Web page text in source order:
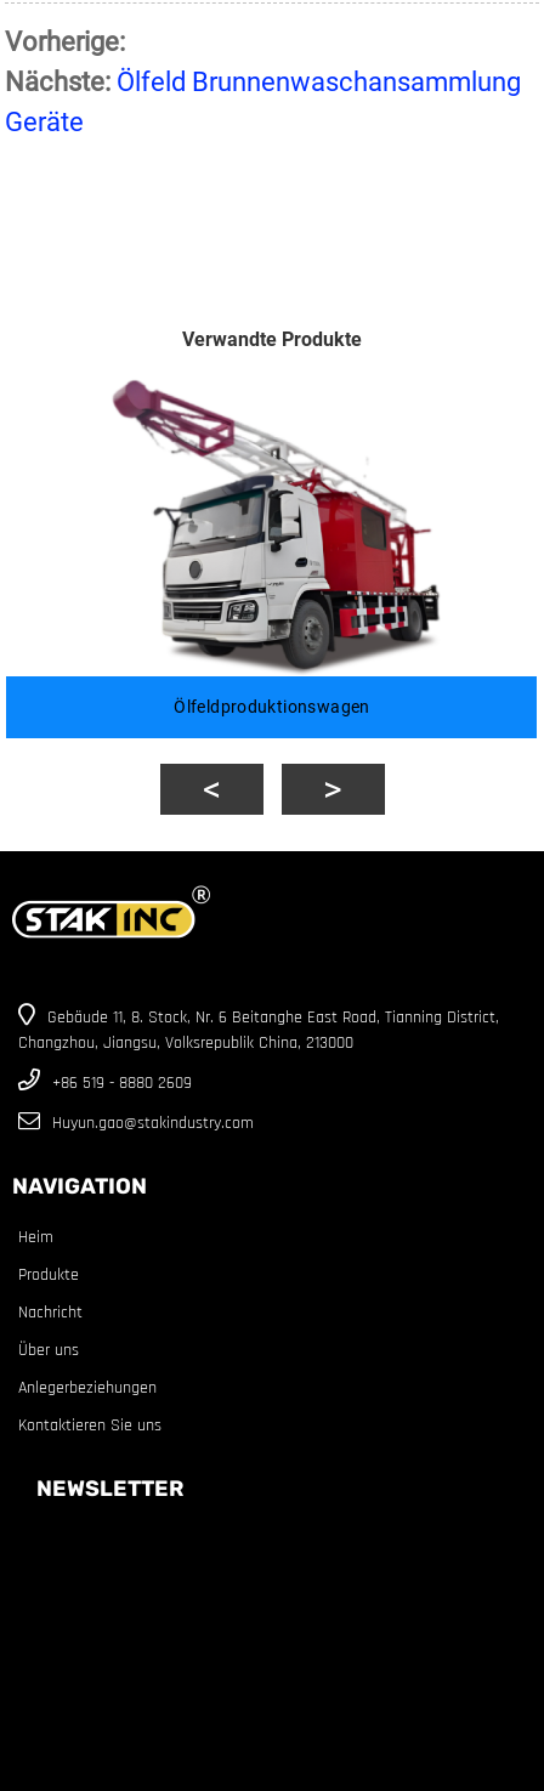
Vorherige:
Nächste: Ölfeld Brunnenwaschansammlung
Geräte
Verwandte Produkte
Ölfeldproduktionswagen
Gebäude 11, 8. Stock, Nr. 6 Beitanghe East Road, Tianning District,
Changzhou, Jiangsu, Volksrepublik China, 213000
+86 519 - 8880 2609
Huyun.gao@stakindustry.com
NAVIGATION
Heim
Produkte
Nachricht
Über uns
Anlegerbeziehungen
Kontaktieren Sie uns
NEWSLETTER